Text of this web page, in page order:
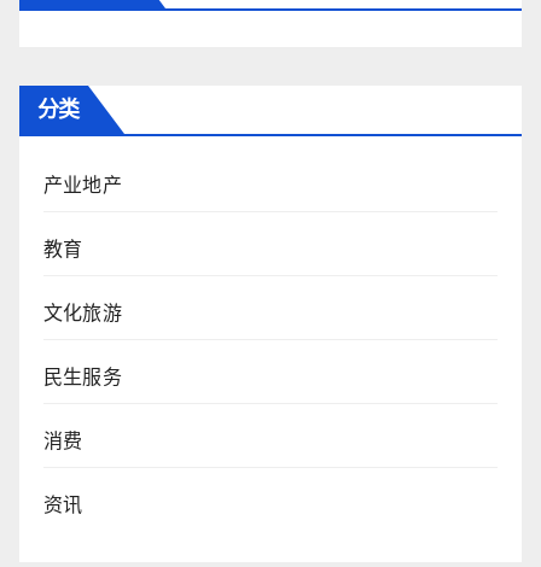
分类
产业地产
教育
文化旅游
民生服务
消费
资讯